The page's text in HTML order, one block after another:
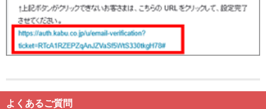
よくあるご質問